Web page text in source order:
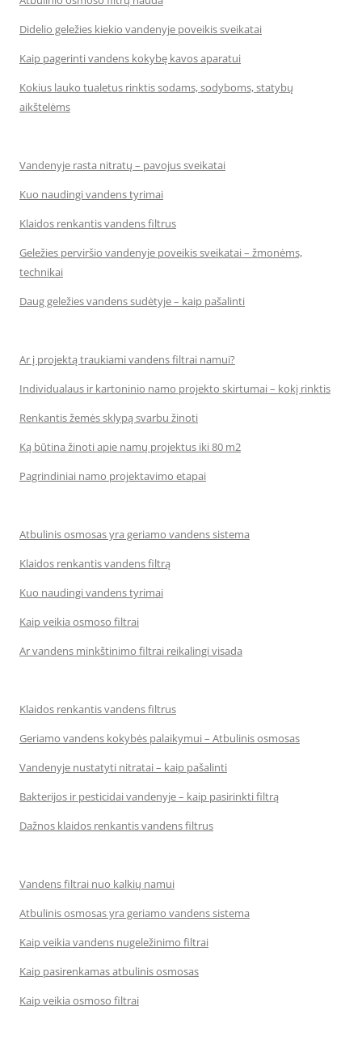
Didelio geležies kiekio vandenyje poveikis sveikatai
Kaip pagerinti vandens kokybę kavos aparatui
Kokius lauko tualetus rinktis sodams, sodyboms, statybų
aikštelėms
Vandenyje rasta nitratų – pavojus sveikatai
Kuo naudingi vandens tyrimai
Klaidos renkantis vandens filtrus
Geležies perviršio vandenyje poveikis sveikatai – žmonėms,
technikai
Daug geležies vandens sudėtyje – kaip pašalinti
Ar į projektą traukiami vandens filtrai namui?
Individualaus ir kartoninio namo projekto skirtumai – kokį rinktis
Renkantis žemės sklypą svarbu žinoti
Ką būtina žinoti apie namų projektus iki 80 m2
Pagrindiniai namo projektavimo etapai
Atbulinis osmosas yra geriamo vandens sistema
Klaidos renkantis vandens filtrą
Kuo naudingi vandens tyrimai
Kaip veikia osmoso filtrai
Ar vandens minkštinimo filtrai reikalingi visada
Klaidos renkantis vandens filtrus
Geriamo vandens kokybės palaikymui – Atbulinis osmosas
Vandenyje nustatyti nitratai – kaip pašalinti
Bakterijos ir pesticidai vandenyje – kaip pasirinkti filtrą
Dažnos klaidos renkantis vandens filtrus
Vandens filtrai nuo kalkių namui
Atbulinis osmosas yra geriamo vandens sistema
Kaip veikia vandens nugeležinimo filtrai
Kaip pasirenkamas atbulinis osmosas
Kaip veikia osmoso filtrai